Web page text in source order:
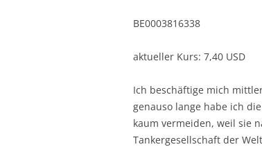
BE0003816338
aktueller Kurs: 7,40 USD
Ich beschäftige mich
genauso lange habe ich
kaum vermeiden, weil sie
Tankergesellschaft der